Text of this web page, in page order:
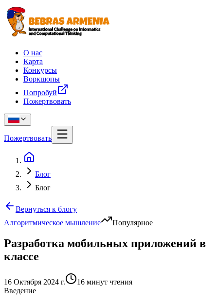
О нас
Карта
Конкурсы
Воркшопы
Попробуй
Пожертвовать
Пожертвовать
Блог
Блог
Вернуться к блогу
Алгоритмическое мышление
Популярное
Разработка мобильных приложений в
классе
16 Октября 2024 г.
16 минут чтения
Введение